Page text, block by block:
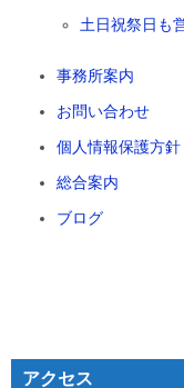
土日祝祭日も
事務所案内
お問い合わせ
個人情報保護方針
総合案内
ブログ
アクセス